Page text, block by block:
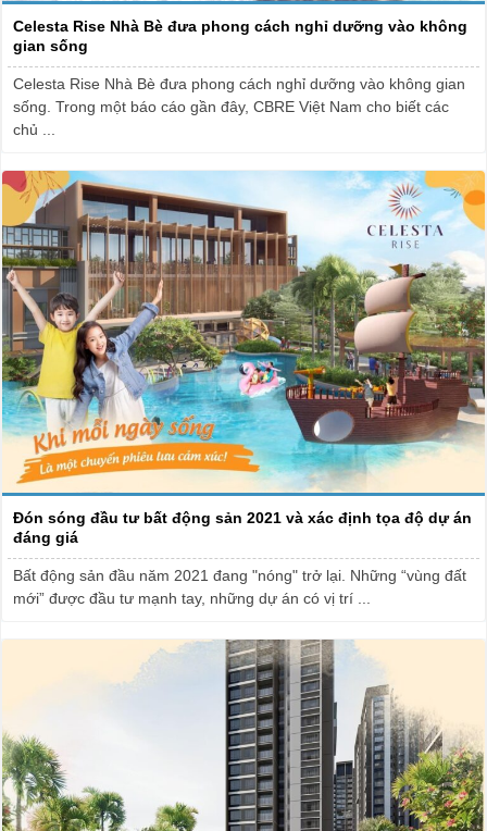
Celesta Rise Nhà Bè đưa phong cách nghỉ dưỡng vào không
gian sống
Celesta Rise Nhà Bè đưa phong cách nghỉ dưỡng vào không gian
sống. Trong một báo cáo gần đây, CBRE Việt Nam cho biết các
chủ ...
Đón sóng đầu tư bất động sản 2021 và xác định tọa độ dự án
đáng giá
Bất động sản đầu năm 2021 đang "nóng" trở lại. Những “vùng đất
mới” được đầu tư mạnh tay, những dự án có vị trí ...